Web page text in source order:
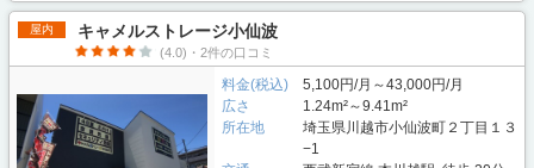
屋内 キャメルストレージ小仙波
(4.0)・2件の口コミ
料金(税込)
5,100円/月～43,000円/月
広さ
1.24m²～9.41m²
所在地
埼玉県川越市小仙波町２丁目１３
−1